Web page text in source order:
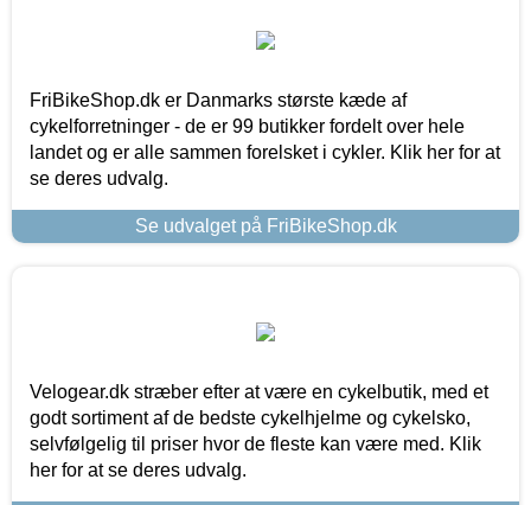
FriBikeShop.dk er Danmarks største kæde af
cykelforretninger - de er 99 butikker fordelt over hele
landet og er alle sammen forelsket i cykler. Klik her for at
se deres udvalg.
Se udvalget på FriBikeShop.dk
Velogear.dk stræber efter at være en cykelbutik, med et
godt sortiment af de bedste cykelhjelme og cykelsko,
selvfølgelig til priser hvor de fleste kan være med. Klik
her for at se deres udvalg.